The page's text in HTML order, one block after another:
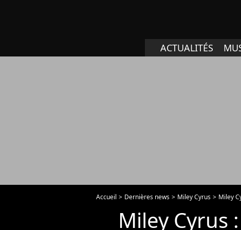
ACTUALITÉS
Accueil Dernières news Miley Cyrus Miley
Miley Cyrus